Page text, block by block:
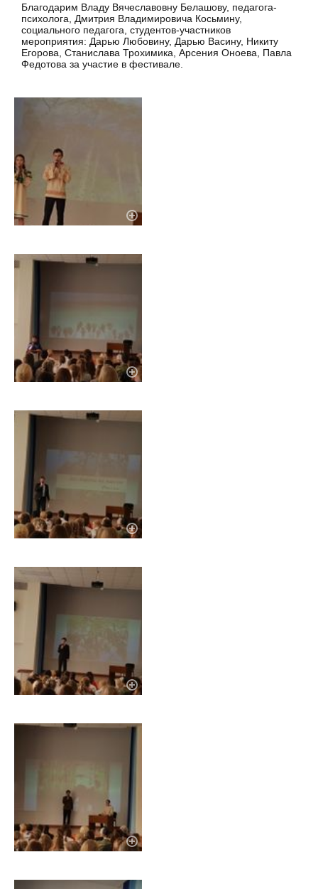
Благодарим Владу Вячеславовну Белашову, педагога-
психолога, Дмитрия Владимировича Косьмину,
социального педагога, студентов-участников
мероприятия: Дарью Любовину, Дарью Васину, Никиту
Егорова, Станислава Трохимика, Арсения Оноева, Павла
Федотова за участие в фестивале.